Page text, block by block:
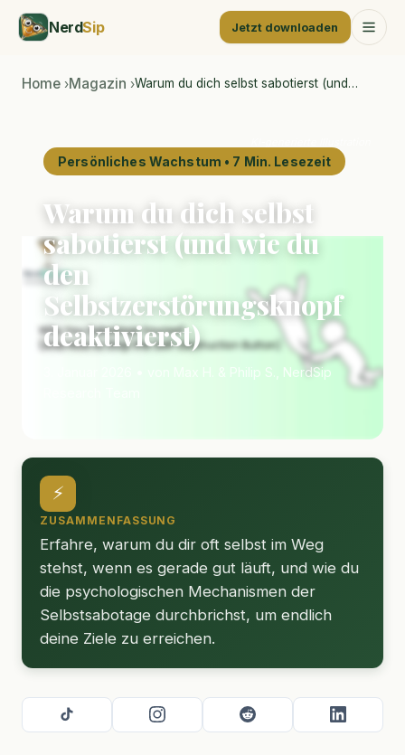
NerdSip Jetzt downloaden
Home ›Magazin ›Warum du dich selbst sabotierst (und…
Persönliches Wachstum • 7 Min. Lesezeit
Warum du dich selbst
sabotierst (und wie du
den
Selbstzerstörungsknopf
deaktivierst)
3. Januar 2026 • von Max H. & Philip S., NerdSip
⚡
ZUSAMMENFASSUNG
Erfahre, warum du dir oft selbst im Weg
stehst, wenn es gerade gut läuft, und wie du
die psychologischen Mechanismen der
Selbstsabotage durchbrichst, um endlich
deine Ziele zu erreichen.